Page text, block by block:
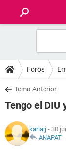
FOROS
SALUD
FAMILIA
NUTRICIÓN
Foros
Tema Anterior
Tengo el DIU
karlarj - 30
ANAPAT -